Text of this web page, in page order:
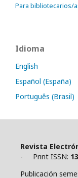
Para bibliotecarios/
Idioma
English
Español (España)
Português (Brasil)
Revista
- Print ISSN:
Publicación